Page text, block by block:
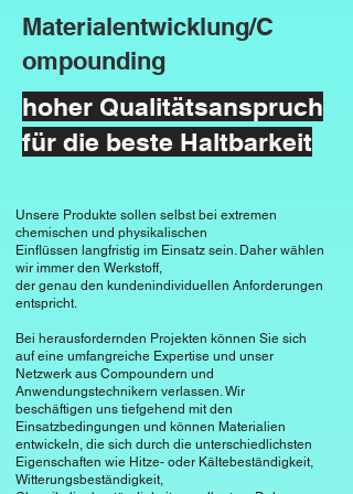
Dichte
Die Dichte von Neopren ist moderat
und ermöglicht eine ausgewogene
Kombination von Festigkeit und
Gewicht. Dies macht es nützlich in
gewisse Leichtigkeit des Materials
gewünscht ist.
Isolationseigenschaften
Eigenschaften, insbesondere im
elektrischen Bereich. Es wird oft in der
Elektroindustrie für
Kabelummantelungen und Isolierungen
verwendet.
der Elektroindustrie für
Kabelisolierungen und
Drahtummantelungen verwendet.
Sport- und Freizeitprodukte
Neopren ist das Hauptmaterial für die
Wassersportanzügen, Handschuhen
und anderen Sport- und
Freizeitprodukten aufgrund seiner
Flexibilität, Haltbarkeit und
Wasserbeständigkeit.
Industrielle Dichtungsanwendungen
Aufgrund seiner Vielseitigkeit und
Beständigkeit wird Neopren in einer
Vielzahl von industriellen
Dichtungsanwendungen eingesetzt,
Materialentwicklung/C
ompounding
hoher Qualitätsanspruch
für die beste Haltbarkeit
Unsere Produkte sollen selbst bei extremen
chemischen und physikalischen
Einflüssen langfristig im Einsatz sein. Daher wählen
wir immer den Werkstoff,
der genau den kundenindividuellen Anforderungen
entspricht.
Bei herausfordernden Projekten können Sie sich
auf eine umfangreiche Expertise und unser
Netzwerk aus Compoundern und
Anwendungstechnikern verlassen. Wir
beschäftigen uns tiefgehend mit den
Einsatzbedingungen und können Materialien
entwickeln, die sich durch die unterschiedlichsten
Eigenschaften wie Hitze- oder Kältebeständigkeit,
Witterungsbeständigkeit,